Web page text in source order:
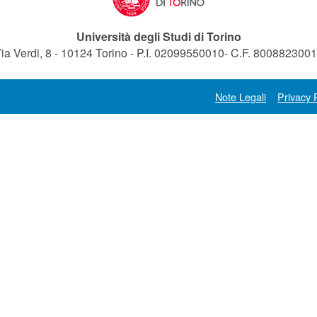
Università degli Studi di Torino
Verdi, 8 - 10124 Torino - P.I. 02099550010- C.F.
Note Legali Privacy